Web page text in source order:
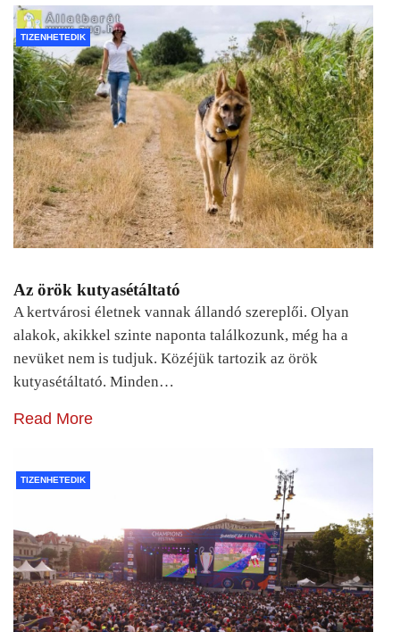
TIZENHETEDIK
Az örök kutyasétáltató
A kertvárosi életnek vannak állandó szereplői. Olyan
alakok, akikkel szinte naponta találkozunk, még ha a
nevüket nem is tudjuk. Közéjük tartozik az örök
kutyasétáltató. Minden…
Read More
TIZENHETEDIK